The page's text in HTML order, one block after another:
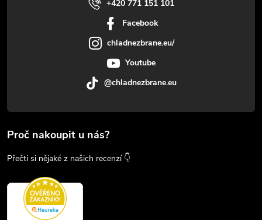
+420 771 151 101
Facebook
chladnezbrane.eu/
Youtube
@chladnezbrane.eu
Proč nakoupit u nás?
Přečti si nějaké z našich recenzí 👇